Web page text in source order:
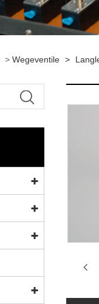
> Wegeventile >